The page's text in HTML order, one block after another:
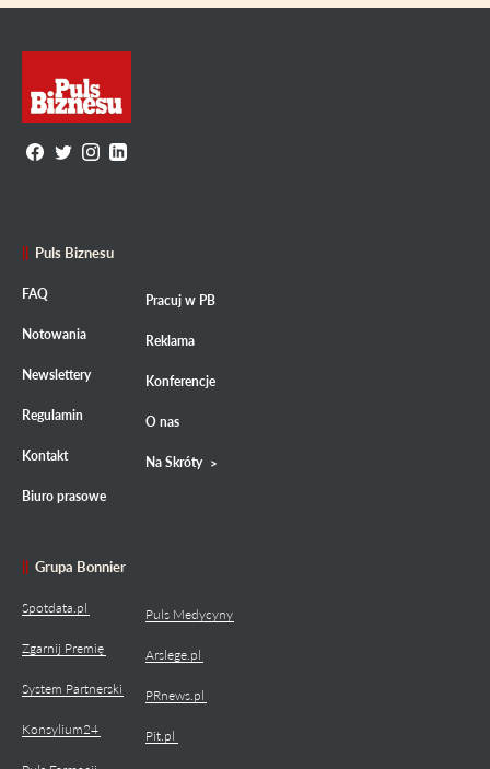
Puls Biznesu
FAQ
Notowania
Newslettery
Regulamin
Kontakt
Biuro prasowe
Pracuj w PB
Reklama
Konferencje
O nas
Na Skróty
Grupa Bonnier
Spotdata.pl
Zgarnij Premię
System Partnerski
Konsylium24
Puls Medycyny
Arslege.pl
PRnews.pl
Pit.pl